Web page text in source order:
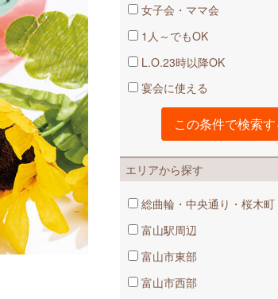
女子会・ママ会
1人～でもOK
L.O.23時以降OK
宴会に使える
エリアから探す
総曲輪・中央通り・桜木町
富山駅周辺
富山市東部
富山市西部